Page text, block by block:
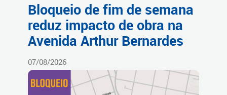
Bloqueio de fim de semana
reduz impacto de obra na
Avenida Arthur Bernardes
07/08/2026